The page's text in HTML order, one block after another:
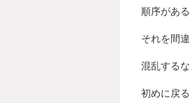
順序があ
それを間
混乱する
初めに戻